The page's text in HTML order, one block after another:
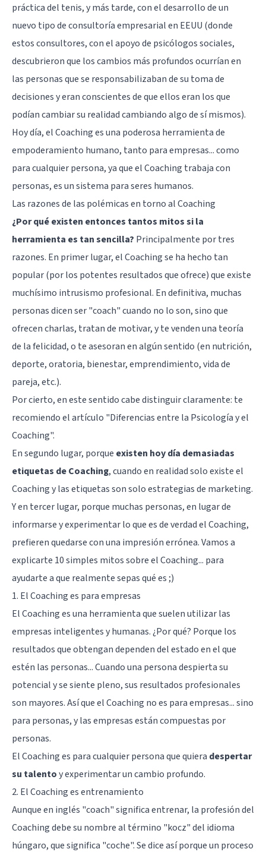
práctica del tenis, y más tarde, con el desarrollo de un
nuevo tipo de consultoría empresarial en EEUU (donde
estos consultores, con el apoyo de psicólogos sociales,
descubrieron que los cambios más profundos ocurrían en
las personas que se responsabilizaban de su toma de
decisiones y eran conscientes de que ellos eran los que
podían cambiar su realidad cambiando algo de sí mismos).
Hoy día, el Coaching es una poderosa herramienta de
empoderamiento humano, tanto para empresas... como
para cualquier persona, ya que el Coaching trabaja con
personas, es un sistema para seres humanos.
Las razones de las polémicas en torno al Coaching
¿Por qué existen entonces tantos mitos si la
herramienta es tan sencilla? Principalmente por tres
razones. En primer lugar, el Coaching se ha hecho tan
popular (por los potentes resultados que ofrece) que existe
muchísimo intrusismo profesional. En definitiva, muchas
personas dicen ser "coach" cuando no lo son, sino que
ofrecen charlas, tratan de motivar, y te venden una teoría
de la felicidad, o te asesoran en algún sentido (en nutrición,
deporte, oratoria, bienestar, emprendimiento, vida de
pareja, etc.).
Por cierto, en este sentido cabe distinguir claramente: te
recomiendo el artículo "Diferencias entre la Psicología y el
Coaching".
En segundo lugar, porque existen hoy día demasiadas
etiquetas de Coaching, cuando en realidad solo existe el
Coaching y las etiquetas son solo estrategias de marketing.
Y en tercer lugar, porque muchas personas, en lugar de
informarse y experimentar lo que es de verdad el Coaching,
prefieren quedarse con una impresión errónea. Vamos a
explicarte 10 simples mitos sobre el Coaching... para
ayudarte a que realmente sepas qué es ;)
1. El Coaching es para empresas
El Coaching es una herramienta que suelen utilizar las
empresas inteligentes y humanas. ¿Por qué? Porque los
resultados que obtengan dependen del estado en el que
estén las personas... Cuando una persona despierta su
potencial y se siente pleno, sus resultados profesionales
son mayores. Así que el Coaching no es para empresas... sino
para personas, y las empresas están compuestas por
personas.
El Coaching es para cualquier persona que quiera despertar
su talentoy experimentar un cambio profundo.
2. El Coaching es entrenamiento
Aunque en inglés "coach" significa entrenar, la profesión del
Coaching debe su nombre al término "kocz" del idioma
húngaro, que significa "coche". Se dice así porque un proceso